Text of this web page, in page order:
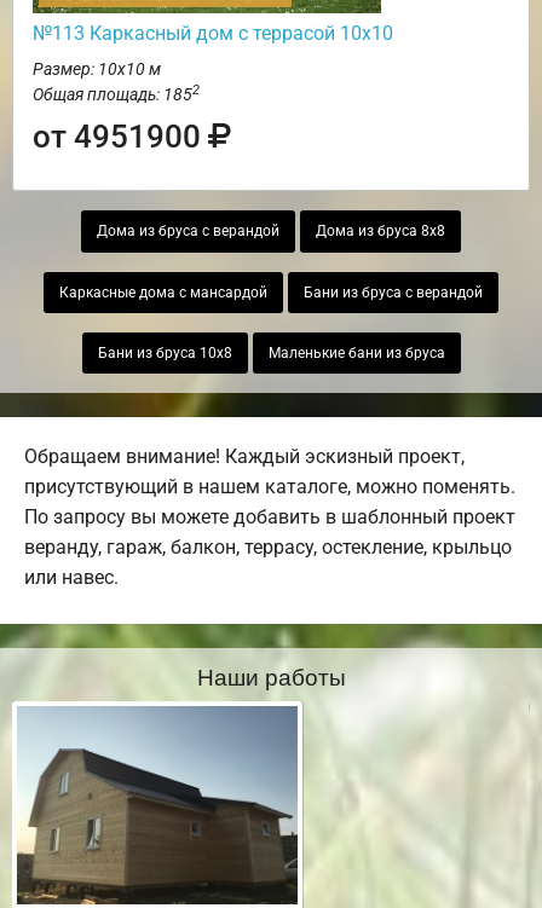
№113 Каркасный дом с террасой 10х10
Размер: 10х10 м
Общая площадь: 1852
от 4951900
Дома из бруса с верандой Дома из бруса 8х8
Каркасные дома с мансардой Бани из бруса с верандой
Бани из бруса 10х8 Маленькие бани из бруса
Обращаем внимание! Каждый эскизный проект,
присутствующий в нашем каталоге, можно поменять.
По запросу вы можете добавить в шаблонный проект
веранду, гараж, балкон, террасу, остекление, крыльцо
или навес.
Наши работы